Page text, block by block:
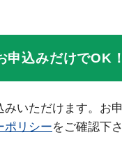
申込みだけでOK
みいただけます。お
ポリシーをご確認下